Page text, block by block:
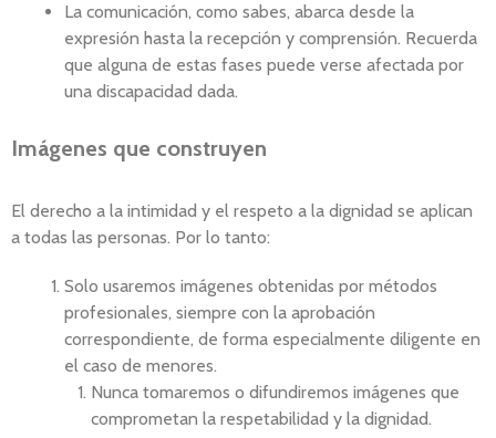
La comunicación, como sabes, abarca desde la
expresión hasta la recepción y comprensión. Recuerda
que alguna de estas fases puede verse afectada por
una discapacidad dada.
Imágenes que construyen
El derecho a la intimidad y el respeto a la dignidad se aplican
a todas las personas. Por lo tanto:
Solo usaremos imágenes obtenidas por métodos
profesionales, siempre con la aprobación
correspondiente, de forma especialmente diligente en
el caso de menores.
Nunca tomaremos o difundiremos imágenes que
comprometan la respetabilidad y la dignidad.